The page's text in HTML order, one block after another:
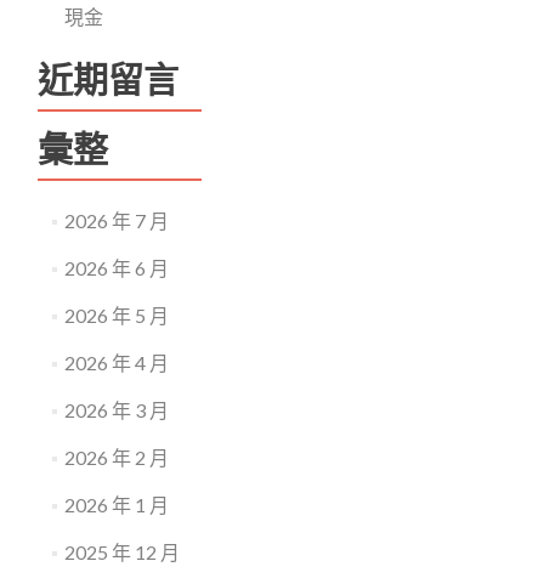
現金
近期留言
彙整
2026 年 7 月
2026 年 6 月
2026 年 5 月
2026 年 4 月
2026 年 3 月
2026 年 2 月
2026 年 1 月
2025 年 12 月